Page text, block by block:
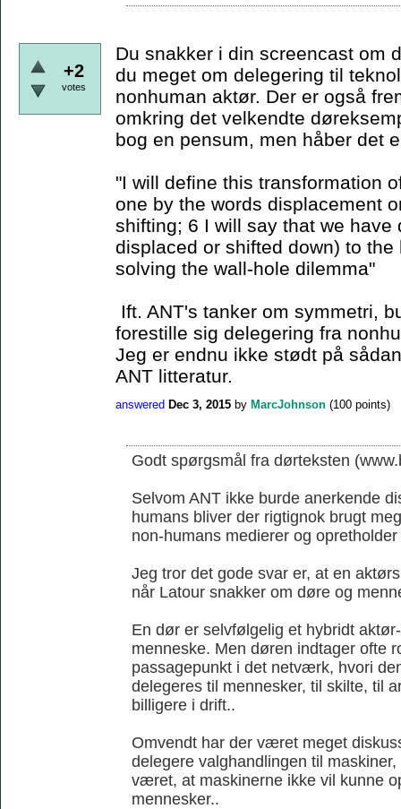
+2
votes
Du snakker i din screencast om
du meget om delegering til
nonhuman aktør. Der er også
omkring det velkendte
bog en pensum, men håber det
"I will define this transformation
one by the words displacement
shifting; 6 I will say that we have
displaced or shifted down) to
solving the wall-hole dilemma"
Ift. ANT's tanker om symmetri,
forestille sig delegering fra
Jeg er endnu ikke stødt på
ANT litteratur.
answered Dec 3, 2015 by MarcJohnson (100 points)
Godt spørgsmål fra dørteksten
Selvom ANT ikke burde anerkende
humans bliver der rigtignok brugt
non-humans medierer og
Jeg tror det gode svar er, at en
når Latour snakker om døre og
En dør er selvfølgelig et hybridt
menneske. Men døren indtager ofte
passagepunkt i det netværk, hvori
delegeres til mennesker, til skilte, til
billigere i drift..
Omvendt har der været meget
delegere valghandlingen til
været, at maskinerne ikke vil kunne
mennesker..